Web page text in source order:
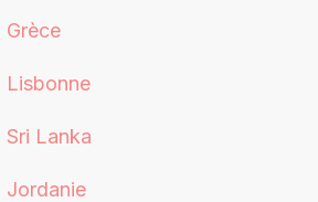
Grèce
Lisbonne
Sri Lanka
Jordanie